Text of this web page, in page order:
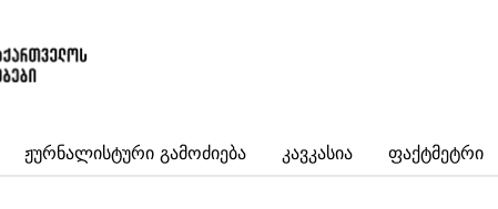
Ჟურნალისტური Გამოძიება Კავკასია Ფაქტმეტრი